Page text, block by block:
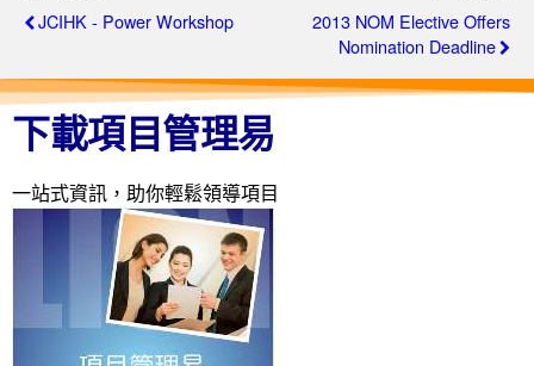
JCIHK - Power Workshop
2013 NOM Elective Offers
Nomination Deadline
下載項目管理易
一站式資訊，助你輕鬆領導項目